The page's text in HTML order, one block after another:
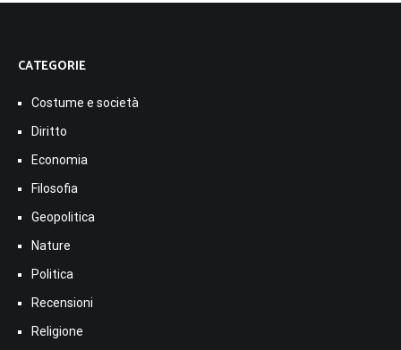
CATEGORIE
Costume e società
Diritto
Economia
Filosofia
Geopolitica
Nature
Politica
Recensioni
Religione